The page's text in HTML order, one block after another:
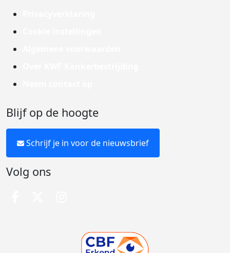
Blijf op de hoogte
Schrijf je in voor de nieuwsbrief
Volg ons